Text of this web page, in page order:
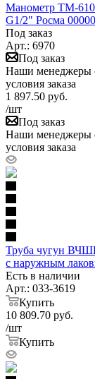
Манометр ТМ-
G1/2" Росма
Под заказ
Арт.: 6970
Под заказ
Наши менеджеры
условия заказа
1 897.50 руб.
/шт
Под заказ
Наши менеджеры
условия заказа
Труба чугун
с наружным
Есть в наличии
Арт.: 033-3619
Купить
10 809.70 руб.
/шт
Купить